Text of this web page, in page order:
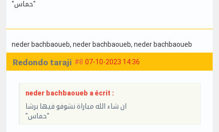
"حماس"
neder bachbaoueb, neder bachbaoueb, neder bachbaoueb
#8 07-10-2023 14:36
Redondo taraji
neder bachbaoueb a écrit :
ان شاء الله مباراة نشوفو فيها برشا
"حماس"